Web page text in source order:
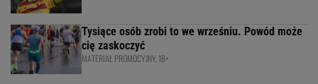
Tysiące osób zrobi to we wrześniu. Powód może
cię zaskoczyć
MATERIAŁ PROMOCYJNY, 18+